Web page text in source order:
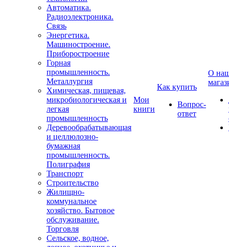
Автоматика.
Радиоэлектроника.
Связь
Энергетика.
Машиностроение.
Приборостроение
Горная
промышленность.
Металлургия
Химическая, пищевая,
микробиологическая и
легкая
промышленность
Деревообрабатывающая
и целлюлозно-
бумажная
промышленность.
Полиграфия
Транспорт
Строительство
Жилищно-
коммунальное
хозяйство. Бытовое
обслуживание.
Торговля
Сельское, водное,
Мои
книги
Как купить
Вопрос-
ответ
О